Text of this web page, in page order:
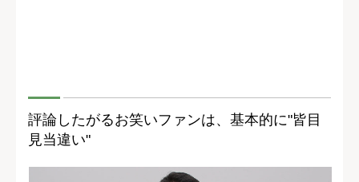
評論したがるお笑いファンは、基本的に"皆目
見当違い"